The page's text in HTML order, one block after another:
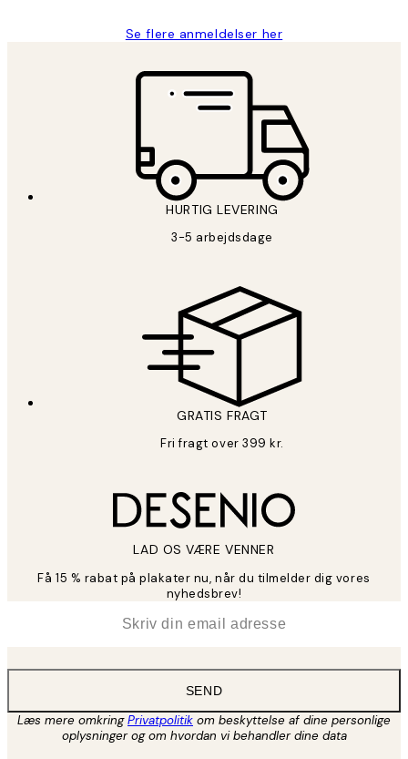
Se flere anmeldelser her
HURTIG LEVERING
3-5 arbejdsdage
GRATIS FRAGT
Fri fragt over 399 kr.
LAD OS VÆRE VENNER
Få 15 % rabat på plakater nu, når du tilmelder dig vores
nyhedsbrev!
SEND
Læs mere omkringPrivatpolitik om beskyttelse af dine personlige
oplysninger og om hvordan vi behandler dine data